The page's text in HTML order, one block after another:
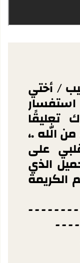
/ أختي
استفسار
تعليقًا
الله .،
على
الذي
- - - - - - -
- - -